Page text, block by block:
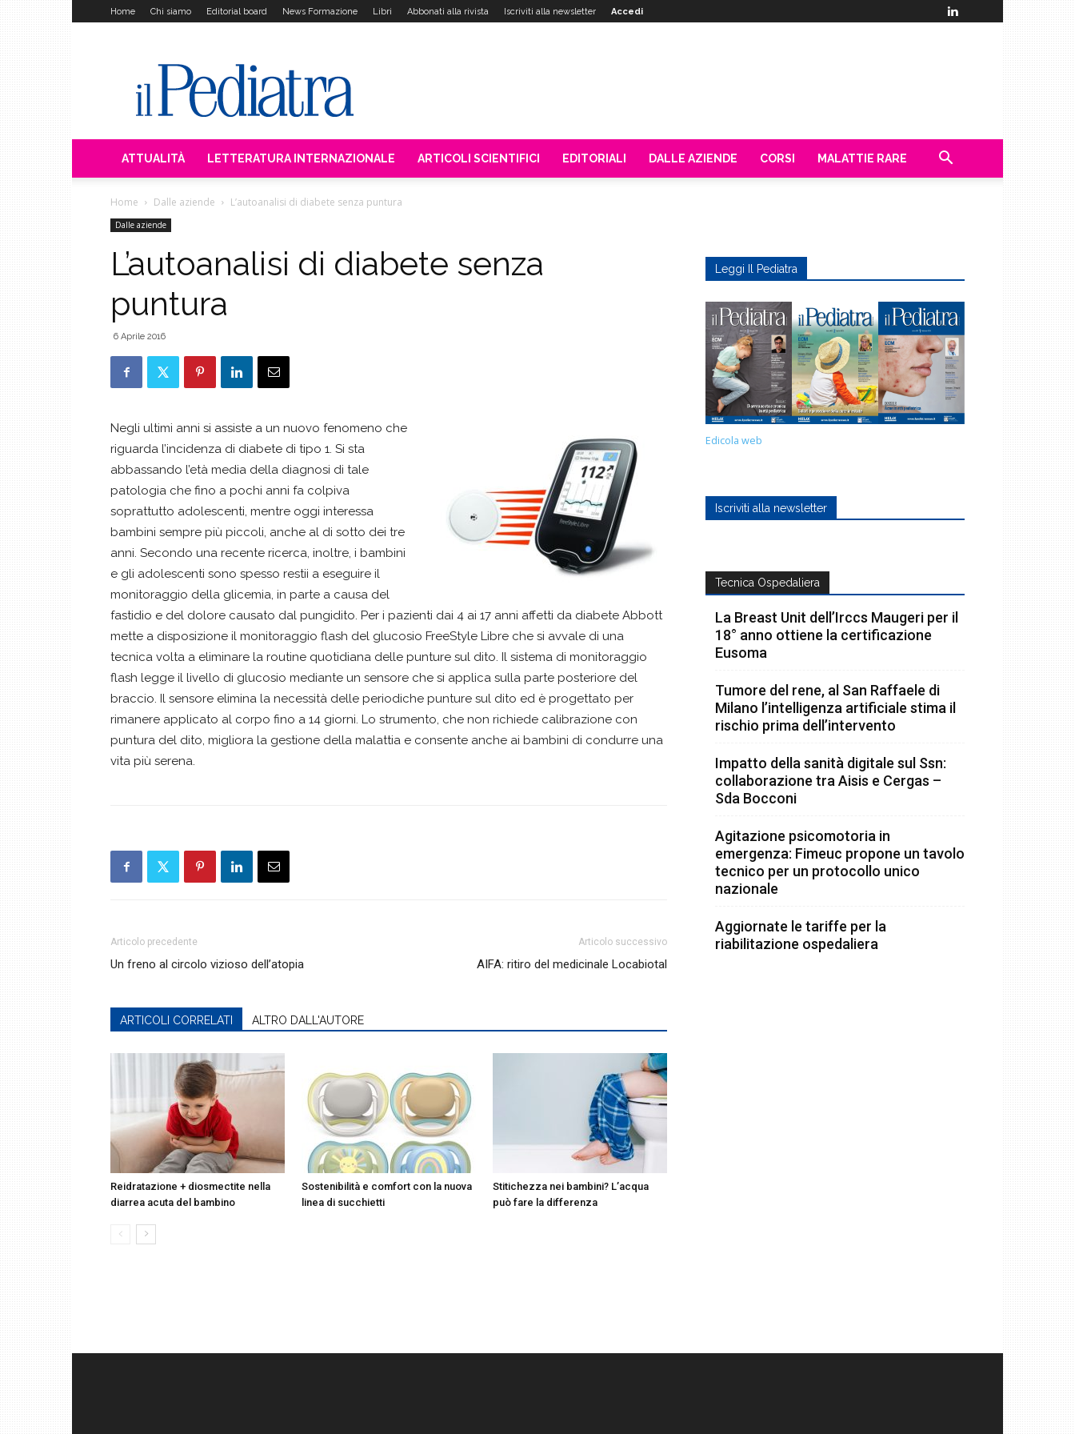
Home Chi siamo Editorial board News Formazione Libri Abbonati alla rivista Iscriviti alla newsletter Accedi
Pediatra
ATTUALITÀ LETTERATURA INTERNAZIONALE ARTICOLI SCIENTIFICI EDITORIALI DALLE AZIENDE CORSI MALATTIE RARE
Home Dalle aziende L’autoanalisi di diabete senza puntura
Dalle aziende
L’autoanalisi di diabete senza
puntura
6 Aprile 2016
Negli ultimi anni si assiste a un nuovo fenomeno che
riguarda l’incidenza di diabete di tipo 1. Si sta
abbassando l’età media della diagnosi di tale
patologia che fino a pochi anni fa colpiva
soprattutto adolescenti, mentre oggi interessa
bambini sempre più piccoli, anche al di sotto dei tre
anni. Secondo una recente ricerca, inoltre, i bambini
e gli adolescenti sono spesso restii a eseguire il
monitoraggio della glicemia, in parte a causa del
fastidio e del dolore causato dal pungidito. Per i pazienti dai 4 ai 17 anni affetti da diabete Abbott
mette a disposizione il monitoraggio flash del glucosio FreeStyle Libre che si avvale di una
tecnica volta a eliminare la routine quotidiana delle punture sul dito. Il sistema di monitoraggio
flash legge il livello di glucosio mediante un sensore che si applica sulla parte posteriore del
braccio. Il sensore elimina la necessità delle periodiche punture sul dito ed è progettato per
rimanere applicato al corpo fino a 14 giorni. Lo strumento, che non richiede calibrazione con
puntura del dito, migliora la gestione della malattia e consente anche ai bambini di condurre una
vita più serena.
Articolo precedente
Un freno al circolo vizioso dell’atopia
Articolo successivo
AIFA: ritiro del medicinale Locabiotal
ARTICOLI CORRELATI ALTRO DALL'AUTORE
Reidratazione + diosmectite nella
diarrea acuta del bambino
Sostenibilità e comfort con la nuova
linea di succhietti
Stitichezza nei bambini? L’acqua
può fare la differenza
Leggi Il Pediatra
Edicola web
Iscriviti alla newsletter
Tecnica Ospedaliera
La Breast Unit dell’Irccs Maugeri per il
18° anno ottiene la certificazione
Eusoma
Tumore del rene, al San Raffaele di
Milano l’intelligenza artificiale stima il
rischio prima dell’intervento
Impatto della sanità digitale sul Ssn:
collaborazione tra Aisis e Cergas –
Sda Bocconi
Agitazione psicomotoria in
emergenza: Fimeuc propone un tavolo
tecnico per un protocollo unico
nazionale
Aggiornate le tariffe per la
riabilitazione ospedaliera